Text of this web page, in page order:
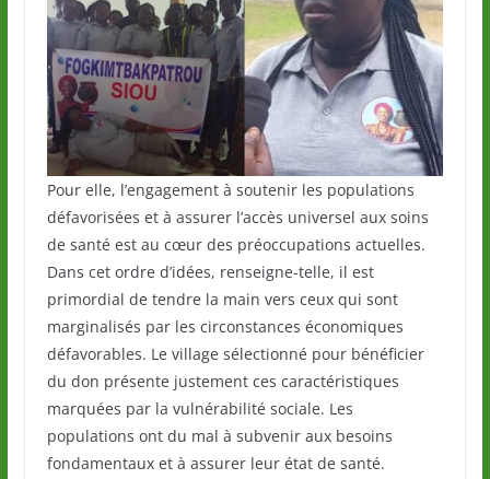
Pour elle, l’engagement à soutenir les populations
défavorisées et à assurer l’accès universel aux soins
de santé est au cœur des préoccupations actuelles.
Dans cet ordre d’idées, renseigne-telle, il est
primordial de tendre la main vers ceux qui sont
marginalisés par les circonstances économiques
défavorables. Le village sélectionné pour bénéficier
du don présente justement ces caractéristiques
marquées par la vulnérabilité sociale. Les
populations ont du mal à subvenir aux besoins
fondamentaux et à assurer leur état de santé.